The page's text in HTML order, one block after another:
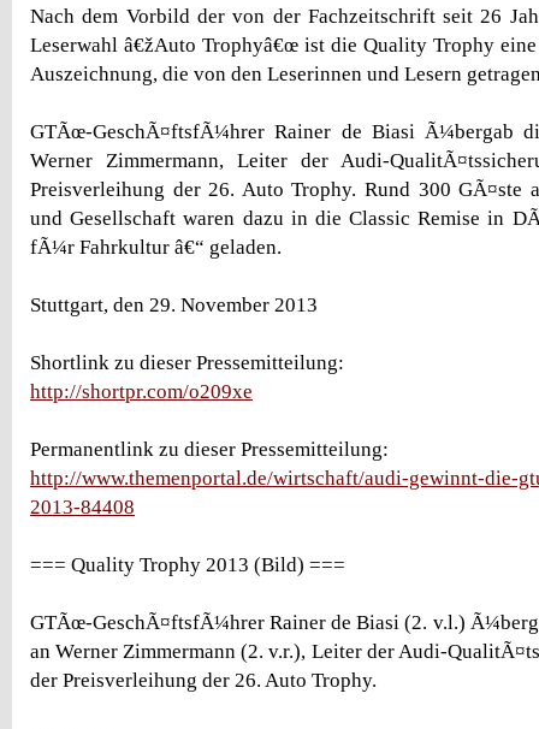
Nach dem Vorbild der von der Fachzeitschrift seit 26
Leserwahl â€žAuto Trophyâ€œ ist die Quality Trophy
Auszeichnung, die von den Leserinnen und Lesern
GTÃœ-GeschÃ¤ftsfÃ¼hrer Rainer de Biasi Ã¼bergab
Werner Zimmermann, Leiter der Audi-
Preisverleihung der 26. Auto Trophy. Rund 300 GÃ¤ste
und Gesellschaft waren dazu in die Classic Remise in
fÃ¼r Fahrkultur â€“ geladen.
Stuttgart, den 29. November 2013
Shortlink zu dieser Pressemitteilung:
http://shortpr.com/o209xe
Permanentlink zu dieser Pressemitteilung:
http://www.themenportal.de/wirtschaft/audi-gewinnt-die-
2013-84408
=== Quality Trophy 2013 (Bild) ===
GTÃœ-GeschÃ¤ftsfÃ¼hrer Rainer de Biasi (2. v.l.)
an Werner Zimmermann (2. v.r.), Leiter der Audi-
der Preisverleihung der 26. Auto Trophy.